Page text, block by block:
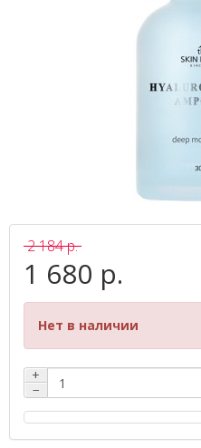
2 184 р.
1 680 р.
Нет в наличии
+
−